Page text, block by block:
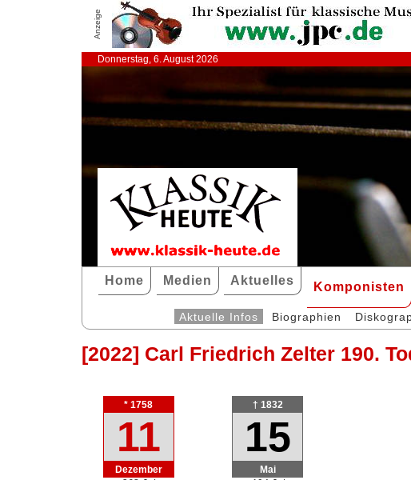
Anzeige
Donnerstag, 6. August 2026
Home Medien Aktuelles Komponisten
Aktuelle Infos Biographien
[2022] Carl Friedrich Zelter 190.
* 1758
11
Dezember
† 1832
15
Mai